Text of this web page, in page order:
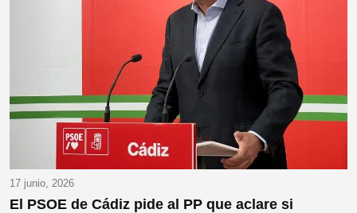
17 junio, 2026
El PSOE de Cádiz pide al PP que aclare si